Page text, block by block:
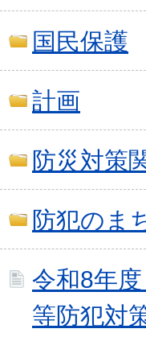
国民保護
計画
防災対策
防犯のま
令和8年
等防犯対